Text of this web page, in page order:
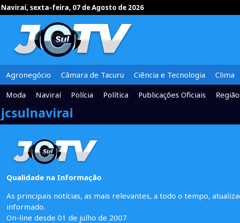
Naviraí, sexta-feira, 07 de Agosto de 2026
Agronegócio Câmara de Tacuru Ciência e Tecnologia Clima
Moda
Naviraí Polícia Política Publicações Oficiais Região
jcsulnavirai
Qualidade na Informação
As principais notícias, as mais relevantes, a todo o tempo,
informado.
On-line desde 01 de julho de 2007